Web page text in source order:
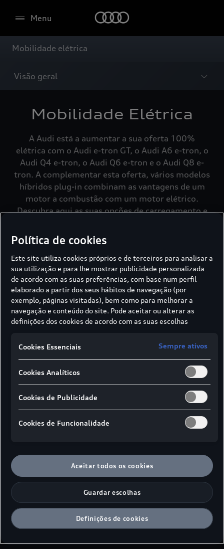
Menu
Mobilidade elétrica
Visão geral
Mobilidade Elétrica
A Audi está a aumentar a sua oferta 100%
elétrica com o Audi e-tron GT, o Audi A6 e-tron, o
Audi Q4 e-tron, o Audi Q6 e-tron e o Audi Q8 e-
tron. A complementar esta oferta, vários modelos
híbridos plug-in combinam as vantagens de um
motor a combustão com um motor elétrico.
Descubra aqui as suas opções de carregamento e
Carregamento
Encontre todas as informações que necessita
sobre o carregamento.
Saiba mais
Autonomia
Tudo o que precisa de saber sobre a autonomia
Saiba mais
Conheça os incentivos fiscais para quem opta por
automóveis híbridos e elétricos.
Saiba mais
Política de cookies
Este site utiliza cookies próprios e de terceiros para analisar a
sua utilização e para lhe mostrar publicidade personalizada
de acordo com as suas preferências, com base num perfil
elaborado a partir dos seus hábitos de navegação (por
exemplo, páginas visitadas), bem como para melhorar a
navegação e conteúdo do site. Pode aceitar ou alterar as
definições dos cookies de acordo com as suas escolhas
informações sobre como a SIVA recolhe e trata cookies,
Cookies Essenciais Sempre ativos
Cookies Analíticos
Cookies de Publicidade
Cookies de Funcionalidade
Aceitar todos os cookies
Guardar escolhas
Definições de cookies